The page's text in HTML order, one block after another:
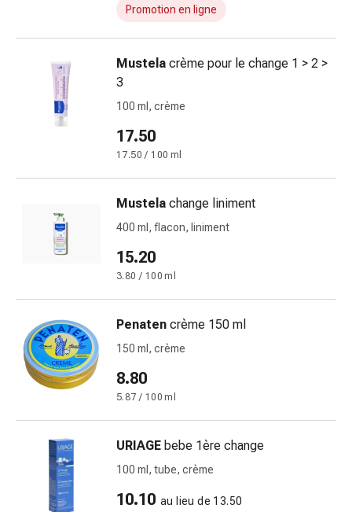
élastiques
Pansements
pour
Sparadraps
Bandes
de
gaze
compression
Pansements
rubans
et
accessoires
Bandages
filets
tubulaires
Matériel
pansement
Promotion en ligne
Mustela crème pour le change 1 > 2 >
3
100 ml, crème
17.50
17.50 / 100 ml
Mustela change liniment
400 ml, flacon, liniment
15.20
3.80 / 100 ml
Penaten crème 150 ml
150 ml, crème
8.80
5.87 / 100 ml
URIAGE bebe 1ère change
100 ml, tube, crème
10.10 au lieu de 13.50